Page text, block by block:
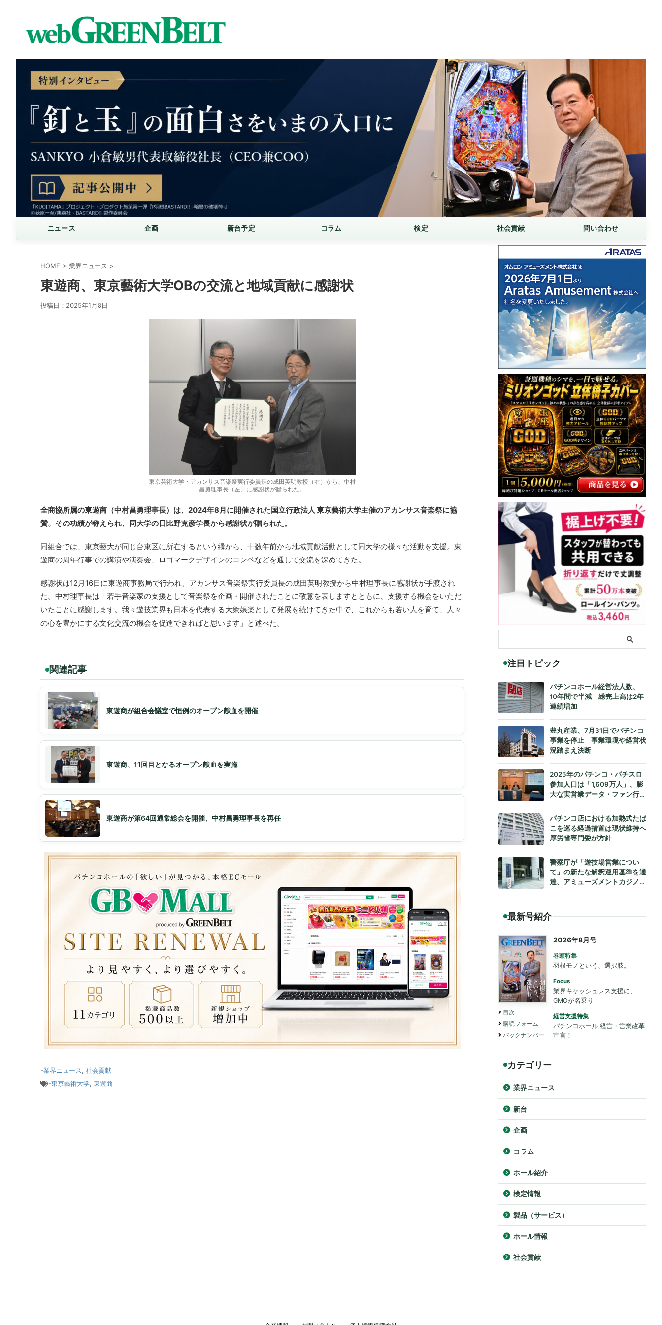
ニュース 企画 新台予定 コラム 検定 社会貢献 問い合わせ
HOME > 業界ニュース >
東遊商、東京藝術大学OBの交流と地域貢献に感謝状
投稿日： 2025年1月8日
東京芸術大学・アカンサス音楽祭実行委員長の成田英明教授（右）から、中村
昌勇理事長（左）に感謝状が贈られた。
全商協所属の東遊商（中村昌勇理事長）は、2024年8月に開催された国立行政法人 東京藝術大学主催のアカンサス音楽祭に協
賛。その功績が称えられ、同大学の日比野克彦学長から感謝状が贈られた。
同組合では、東京藝大が同じ台東区に所在するという縁から、十数年前から地域貢献活動として同大学の様々な活動を支援。東
遊商の周年行事での講演や演奏会、ロゴマークデザインのコンペなどを通して交流を深めてきた。
感謝状は12月16日に東遊商事務局で行われ、アカンサス音楽祭実行委員長の成田英明教授から中村理事長に感謝状が手渡され
た。中村理事長は「若手音楽家の支援として音楽祭を企画・開催されたことに敬意を表しますとともに、支援する機会をいただ
いたことに感謝します。我々遊技業界も日本を代表する大衆娯楽として発展を続けてきた中で、これからも若い人を育て、人々
の心を豊かにする文化交流の機会を促進できればと思います」と述べた。
関連記事
東遊商が組合会議室で恒例のオープン献血を開催
東遊商、11回目となるオープン献血を実施
東遊商が第64回通常総会を開催、中村昌勇理事長を再任
-業界ニュース, 社会貢献
-東京藝術大学, 東遊商
注目トピック
パチンコホール経営法人数、
10年間で半減 総売上高は2年
連続増加
豊丸産業、7月31日でパチンコ
事業を停止 事業環境や経営状
況踏まえ決断
2025年のパチンコ・パチスロ
参加人口は「1,609万人」、膨
大な実営業データ・ファン行動
公式発表
パチンコ店における加熱式たば
こを巡る経過措置は現状維持へ
厚労省専門委が方針
警察庁が「遊技場営業につい
て」の新たな解釈運用基準を通
達、アミューズメントカジノへ
最新号紹介
目次
購読フォーム
バックナンバー
2026年8月号
巻頭特集
羽根モノという、選択肢。
Focus
業界キャッシュレス支援に、
GMOが名乗り
経営支援特集
パチンコホール 経営・営業改革
宣言！
カテゴリー
業界ニュース
新台
企画
コラム
ホール紹介
検定情報
製品（サービス）
ホール情報
社会貢献